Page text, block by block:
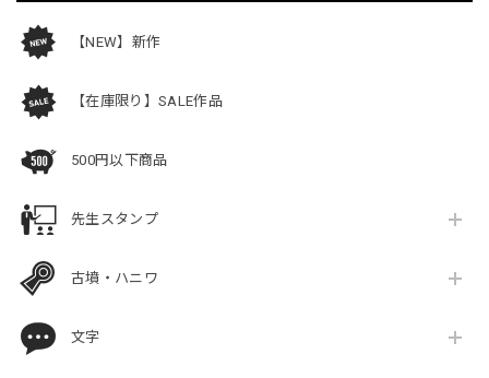
【NEW】新作
【在庫限り】SALE作品
500円以下商品
先生スタンプ
古墳・ハニワ
文字